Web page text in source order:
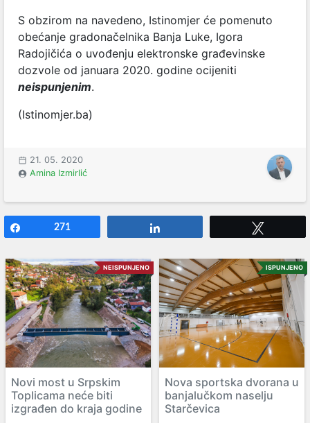
S obzirom na navedeno, Istinomjer će pomenuto
obećanje gradonačelnika Banja Luke, Igora
Radojičića o uvođenju elektronske građevinske
dozvole od januara 2020. godine ocijeniti
neispunjenim.
(Istinomjer.ba)
21. 05. 2020
Amina Izmirlić
271
NEISPUNJENO
Novi most u Srpskim
Toplicama neće biti
izgrađen do kraja godine
ISPUNJENO
Nova sportska dvorana u
banjalučkom naselju
Starčevica